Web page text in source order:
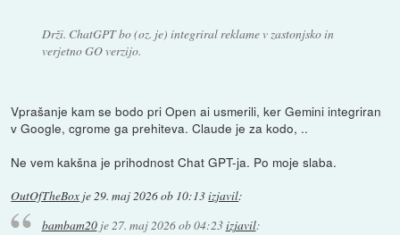
Drži. ChatGPT bo (oz. je) integriral reklame v zastonjsko in
verjetno GO verzijo.
Vprašanje kam se bodo pri Open ai usmerili, ker Gemini integriran
v Google, cgrome ga prehiteva. Claude je za kodo, ..
Ne vem kakšna je prihodnost Chat GPT-ja. Po moje slaba.
OutOfTheBox je 29. maj 2026 ob 10:13izjavil:
bambam20je27. maj 2026 ob 04:23izjavil: